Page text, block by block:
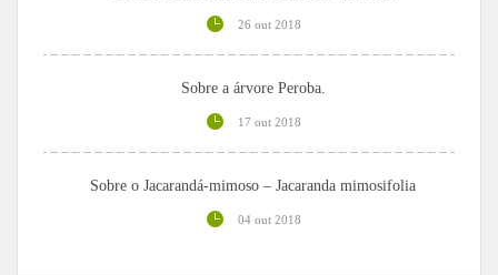
26 out 2018
Sobre a árvore Peroba.
17 out 2018
Sobre o Jacarandá-mimoso – Jacaranda mimosifolia
04 out 2018